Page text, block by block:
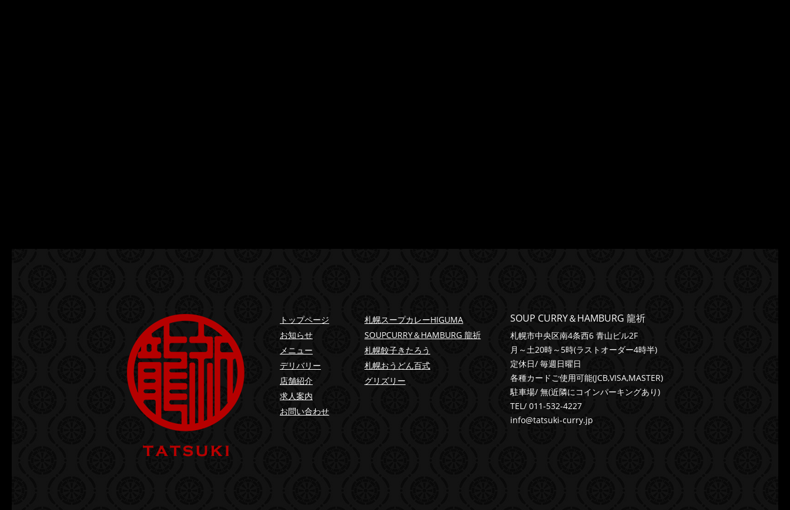
トップページ
お知らせ
メニュー
デリバリー
店舗紹介
求人案内
お問い合わせ
札幌スープカレーHIGUMA
SOUPCURRY＆HAMBURG 龍祈
札幌餃子きたろう
札幌おうどん百式
グリズリー
SOUP CURRY＆HAMBURG 龍祈
札幌市中央区南4条西6 青山ビル2F
月～土20時～5時(ラストオーダー4時半)
定休日/ 毎週日曜日
各種カードご使用可能(JCB,VISA,MASTER)
駐車場/ 無(近隣にコインパーキングあり)
TEL/ 011-532-4227
info@tatsuki-curry.jp